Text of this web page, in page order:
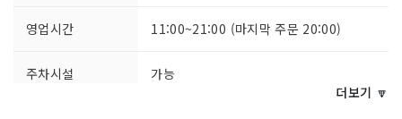
영업시간 11:00~21:00 (마지막 주문 20:00)
주차시설 가능
더보기 🔽